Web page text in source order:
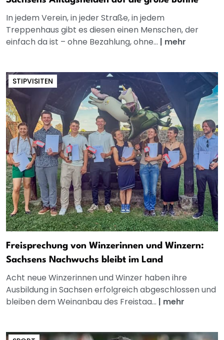
In jedem Verein, in jeder Straße, in jedem
Treppenhaus gibt es diesen einen Menschen, der
einfach da ist – ohne Bezahlung, ohne... | mehr
STIPVISITEN
Freisprechung von Winzerinnen und Winzern:
Sachsens Nachwuchs bleibt im Land
Acht neue Winzerinnen und Winzer haben ihre
Ausbildung in Sachsen erfolgreich abgeschlossen und
bleiben dem Weinanbau des Freistaa... | mehr